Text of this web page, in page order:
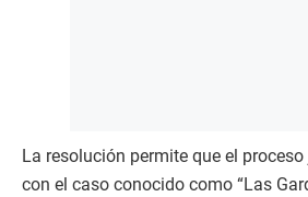
La resolución permite que el
con el caso conocido como “Las